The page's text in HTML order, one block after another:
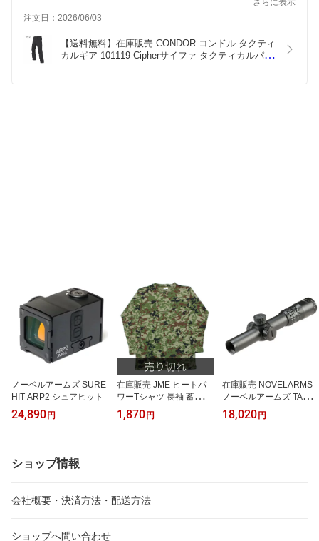
大変きにいったので、再度購入しようと思いましたが、同じ
さらに表示
注文日：2026/06/03
【送料無料】在庫販売 CONDOR コンドル タクティ
カルギア 101119 Cipherサイファ タクティカルパン
ノーベルアームズ SURE
HIT ARP2 シュアヒット
24,890 円
在庫販売 JME ヒートパ
ワーTシャツ 長袖 蓄熱
+保温 吸汗 速乾 陸自新迷
彩とODあり
1,870 円
在庫販売 NOVELARMS
ノーベルアームズ TACO
NE 12424IR ライフルス
コープ
18,020 円
ショップ情報
会社概要・決済方法・配送方法
ショップへ問い合わせ